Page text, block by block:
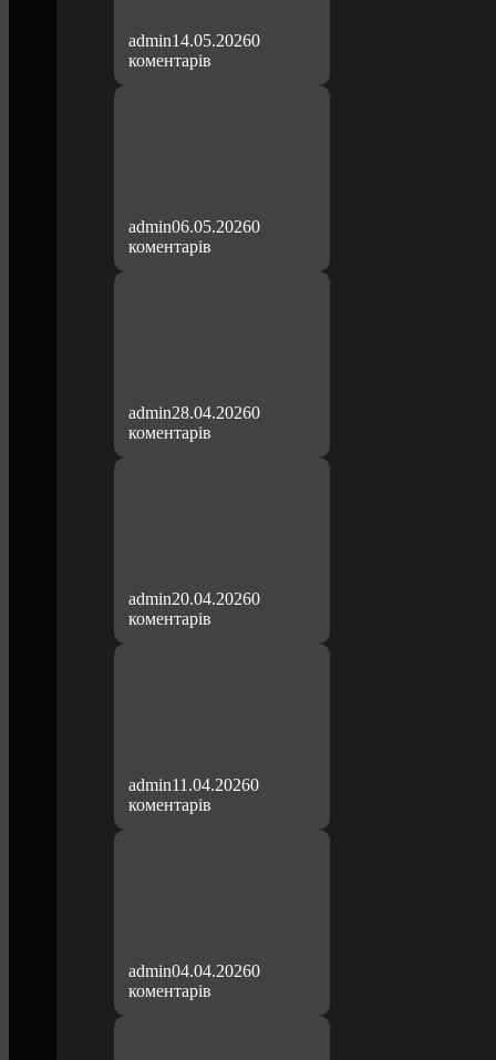
admin14.05.20260
коментарів
admin06.05.20260
коментарів
admin28.04.20260
коментарів
admin20.04.20260
коментарів
admin11.04.20260
коментарів
admin04.04.20260
коментарів